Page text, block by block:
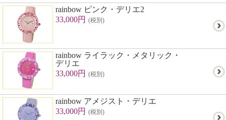
rainbow ピンク・デリエ2
33,000円 (税別)
rainbow ライラック・メタリック・
デリエ
33,000円 (税別)
rainbow アメジスト・デリエ
33,000円 (税別)